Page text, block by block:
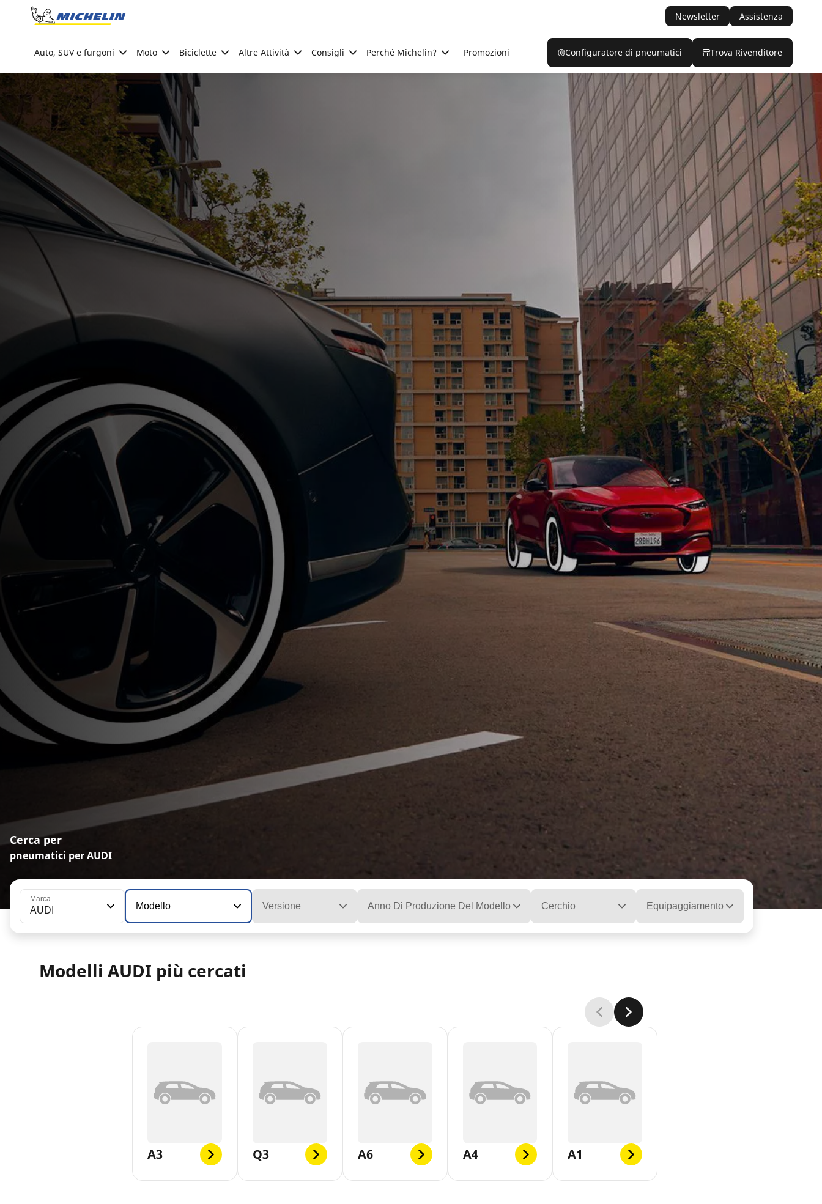
Go to page content
Newsletter Assistenza
Auto, SUV e furgoni Moto Biciclette Altre Attività Consigli Perché Michelin? Promozioni Configuratore di pneumatici Trova Rivenditore
Cerca per
pneumatici per AUDI
Marca
AUDI Modello Versione Anno Di Produzione Del Modello Cerchio Equipaggiamento
Modelli AUDI più cercati
A3 Q3 A6 A4 A1